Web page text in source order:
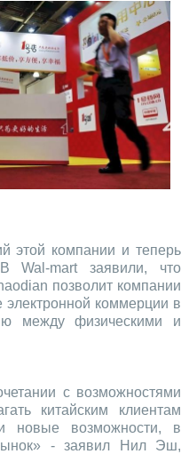
этой компании и теперь
Wal-mart заявили, что
позволит компании
электронной коммерции в
между физическими и
с возможностями
китайским клиентам
новые возможности, в
- заявил Нил Эш,